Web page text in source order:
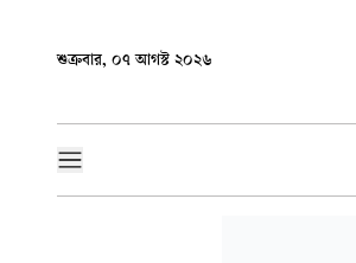
শুক্রবার, ০৭ আগস্ট ২০২৬